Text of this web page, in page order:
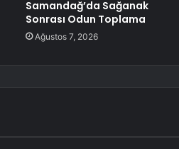
Samandağ’da Sağanak
Sonrası Odun Toplama
Ağustos 7, 2026